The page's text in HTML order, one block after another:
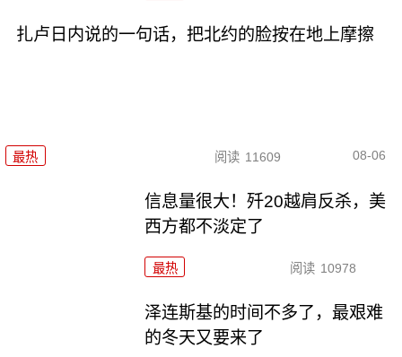
扎卢日内说的一句话，把北约的脸按在地上摩擦
最热 阅读 11609 08-06
信息量很大！歼20越肩反杀，美
西方都不淡定了
最热 阅读 10978
泽连斯基的时间不多了，最艰难
的冬天又要来了